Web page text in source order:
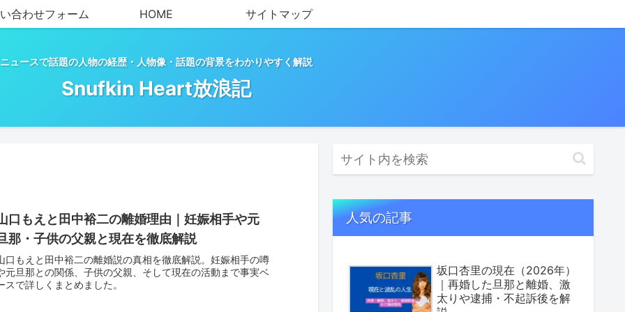
ニュースで話題の人物の経歴・人物像・話題の背景をわかりやすく解説
Snufkin Heart放浪記
合わせフォーム HOME サイトマップ
口もえと田中裕二の離婚理由｜妊娠相手や元
那・子供の父親と現在を徹底解説
口もえと田中裕二の離婚説の真相を徹底解説。妊娠相手の噂
元旦那との関係、子供の父親、そして現在の活動まで事実ベ
スで詳しくまとめました。
人気の記事
坂口杏里の現在（2026年）
｜再婚した旦那と離婚、激
太りや逮捕・不起訴後を解